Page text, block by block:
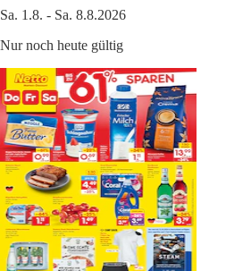
Sa. 1.8. - Sa. 8.8.2026
Nur noch heute gültig